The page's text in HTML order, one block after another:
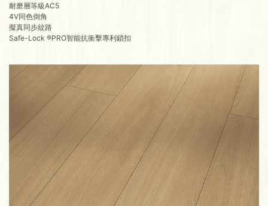
耐磨層等級AC5
4V同色倒角
擬真同步紋路
Safe-Lock ®PRO智能抗衝擊專利鎖扣